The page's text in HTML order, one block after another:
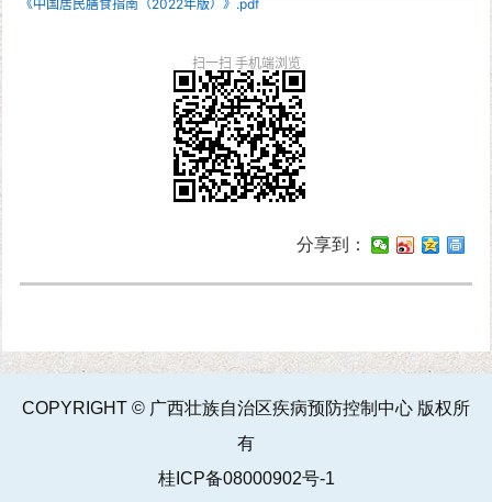
《中国居民膳食指南（2022年版）》.pdf
扫一扫 手机端浏览
分享到：
COPYRIGHT © 广西壮族自治区疾病预防控制中心 版权所
有
桂ICP备08000902号-1